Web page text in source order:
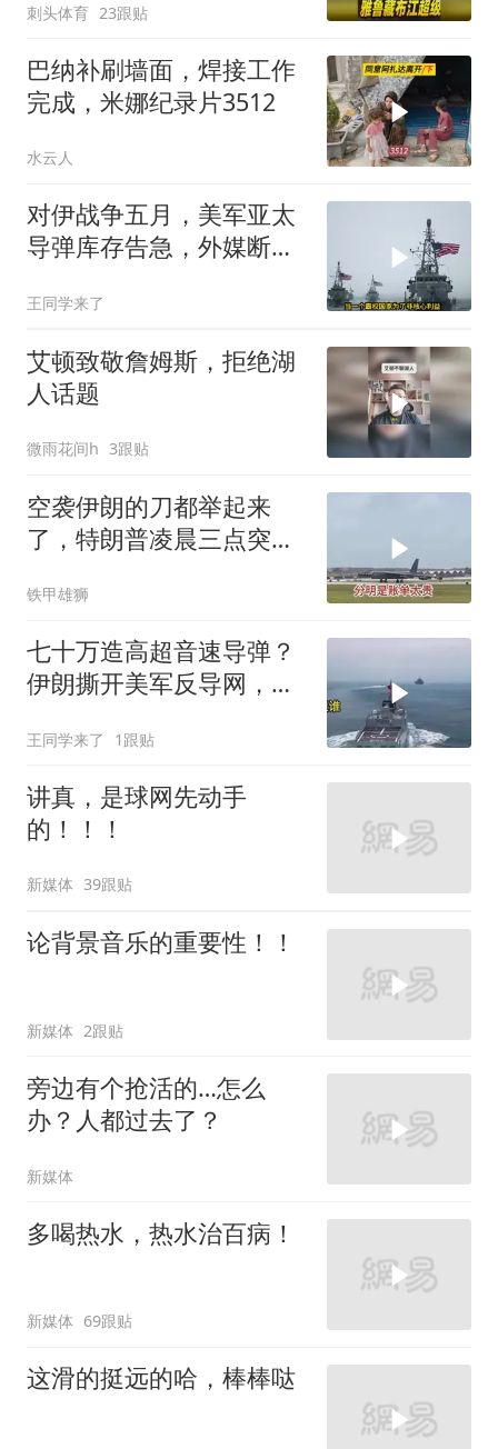
刺头体育 23跟贴
巴纳补刷墙面，焊接工作
完成，米娜纪录片3512
水云人
对伊战争五月，美军亚太
导弹库存告急，外媒断
王同学来了
艾顿致敬詹姆斯，拒绝湖
人话题
微雨花间h 3跟贴
空袭伊朗的刀都举起来
了，特朗普凌晨三点突然
铁甲雄狮
七十万造高超音速导弹？
伊朗撕开美军反导网，炸
王同学来了 1跟贴
讲真，是球网先动手
的！！！
新媒体 39跟贴
论背景音乐的重要性！！
新媒体 2跟贴
旁边有个抢活的…怎么
办？人都过去了？
新媒体
多喝热水，热水治百病！
新媒体 69跟贴
这滑的挺远的哈，棒棒哒